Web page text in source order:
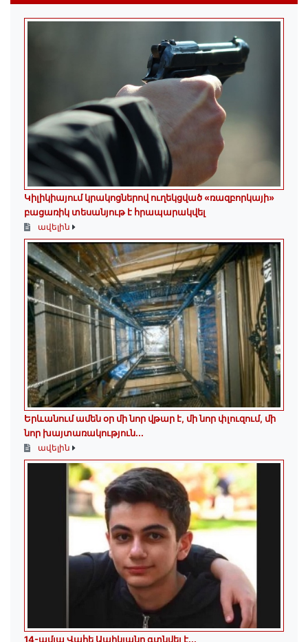
Կիլիկիայում կրակոցներով ուղեկցված «ռազբորկայի»
բացառիկ տեսանյութ է հրապարակվել
ավելին
Երևանում ամեն օր մի նոր վթար է, մի նոր փլուզում, մի
նոր խայտառակություն...
ավելին
14-ամյա Վահե Ապիկյանը գտնվել է...